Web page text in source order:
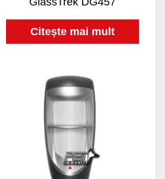
Citește mai mult